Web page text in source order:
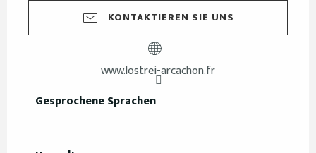
KONTAKTIEREN SIE UNS
www.lostrei-arcachon.fr
Gesprochene Sprachen
Gesprochene Sprachen